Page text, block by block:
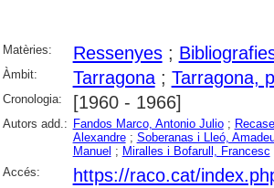
Matèries: Ressenyes;
Àmbit: Tarragona; Tarragona,
Cronologia: [1960 - 1966]
Autors add.: Fandos Marco, Antonio Julio;
Alexandre; Soberanas i Lleó,
Manuel ; Miralles i Bofarull, Francesc
Accés:
https://raco.cat/